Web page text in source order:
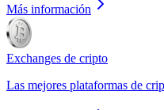
Más información
Exchanges de cripto
Las mejores plataformas de